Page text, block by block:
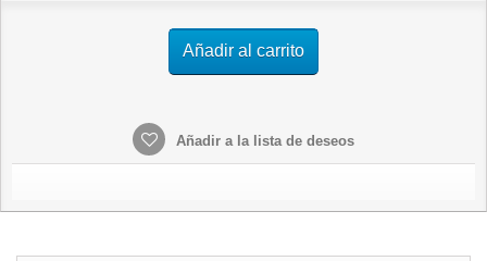
Añadir al carrito
Añadir a la lista de deseos